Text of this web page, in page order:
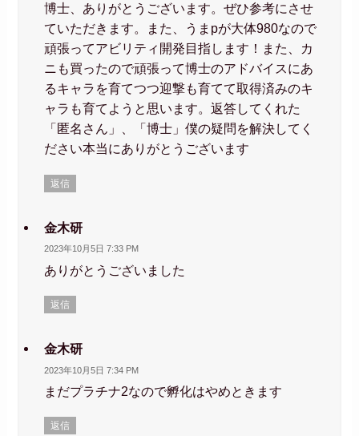
博士、ありがとうございます。ぜひ参考にさせ
ていただきます。また、うまpが大体980なので
頑張ってアビリティ開発目指します！また、カ
ニも買ったので頑張って博士のアドバイスにあ
るキャラを育てつつ迎撃も育てて取得済みのキ
ャラも育てようと思います。返答してくれた
「匿名さん」、「博士」僕の疑問を解決してく
ださい本当にありがとうございます
返信
金木研
2023年10月5日 7:33 PM
ありがとうございました
返信
金木研
2023年10月5日 7:34 PM
まだプラチナ2なので孵化はやめときます
返信